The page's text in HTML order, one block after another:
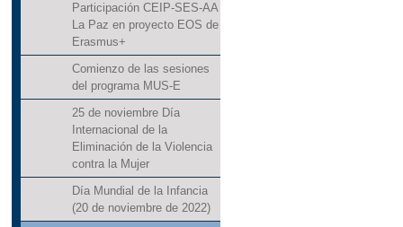
Participación CEIP-SES-AA
La Paz en proyecto EOS de
Erasmus+
Comienzo de las sesiones
del programa MUS-E
25 de noviembre Día
Internacional de la
Eliminación de la Violencia
contra la Mujer
Día Mundial de la Infancia
(20 de noviembre de 2022)